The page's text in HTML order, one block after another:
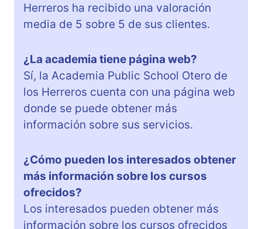
Herreros ha recibido una valoración
media de 5 sobre 5 de sus clientes.
¿La academia tiene página web?
Sí, la Academia Public School Otero de
los Herreros cuenta con una página web
donde se puede obtener más
información sobre sus servicios.
¿Cómo pueden los interesados obtener
más información sobre los cursos
ofrecidos?
Los interesados pueden obtener más
información sobre los cursos ofrecidos